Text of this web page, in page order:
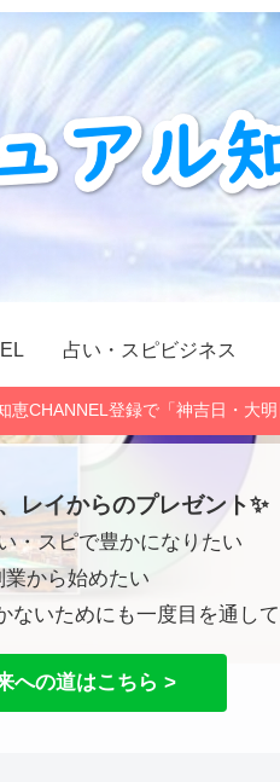
占い・スピビジネス
CHANNEL登録で「神吉日・大
レイからのプレゼント✨
・スピで豊かになりたい
業から始めたい
いためにも一度目を通して
への道はこちら >